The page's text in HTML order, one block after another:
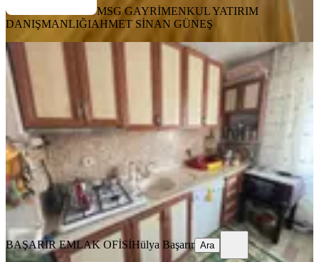
MSG GAYRİMENKUL YATIRIM
DANIŞMANLIĞIAHMET SİNAN GÜNEŞ
YENİ
Betonyol Cadde Üzeri Çift Cepheli
Dogalgazlı Metro Yakını
Konak, Kılıç Reis Mahallesi
2+1·90 m²·4. Kat·06.08.2026
2.790.000 ₺
BAŞARIR EMLAK OFİSİHülya Başarır
BAŞARIR EMLAK OFİSİHülya Başarır Ara